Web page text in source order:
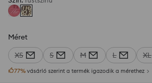
Méret
XS S M L XL
77%vásárló szerint a termék igazodik a mérethez